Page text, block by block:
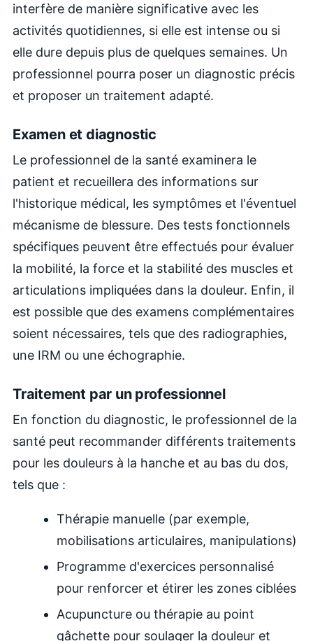
interfère de manière significative avec les
activités quotidiennes, si elle est intense ou si
elle dure depuis plus de quelques semaines. Un
professionnel pourra poser un diagnostic précis
et proposer un traitement adapté.
Examen et diagnostic
Le professionnel de la santé examinera le
patient et recueillera des informations sur
l'historique médical, les symptômes et l'éventuel
mécanisme de blessure. Des tests fonctionnels
spécifiques peuvent être effectués pour évaluer
la mobilité, la force et la stabilité des muscles et
articulations impliquées dans la douleur. Enfin, il
est possible que des examens complémentaires
soient nécessaires, tels que des radiographies,
une IRM ou une échographie.
Traitement par un professionnel
En fonction du diagnostic, le professionnel de la
santé peut recommander différents traitements
pour les douleurs à la hanche et au bas du dos,
tels que :
Thérapie manuelle (par exemple,
mobilisations articulaires, manipulations)
Programme d'exercices personnalisé
pour renforcer et étirer les zones ciblées
Acupuncture ou thérapie au point
gâchette pour soulager la douleur et